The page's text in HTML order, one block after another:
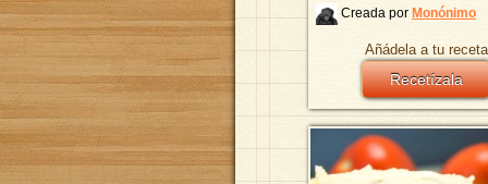
Creada por Monónimo
Añádela a tu
Recetízala